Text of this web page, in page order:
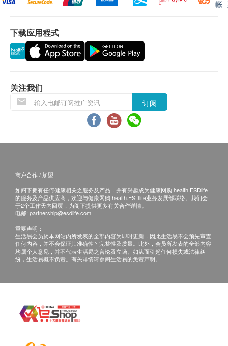
成份
须提取物，苦丁提取物，稳定剂(E965)，增稠剂
(E1400)，稳定剂(E460(i))，抗结剂(E470)，抗结剂
(E551)
帐
下载应用程式
关注我们
订阅
商户合作 / 加盟
如阁下拥有任何健康相关之服务及产品，并有兴趣成为健康网购 health.ESDlife
的服务及产品供应商，欢迎与健康网购 health.ESDlife业务发展部联络。我们会
于2个工作天内回覆，为阁下提供更多有关合作详情。
电邮: partnership@esdlife.com
重要声明：
生活易会员於本网站内所发表的全部内容为即时更新，因此生活易不会预先审查
任何内容，并不会保证其准确性丶完整性及质量。此外，会员所发表的全部内容
均属个人意见，并不代表生活易之言论及立场。如从而引起任何损失或法律纠
纷，生活易概不负责。有关详情请参阅生活易的免责声明。